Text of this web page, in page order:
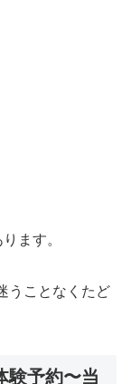
ます。
うことなくたど
験予約〜当